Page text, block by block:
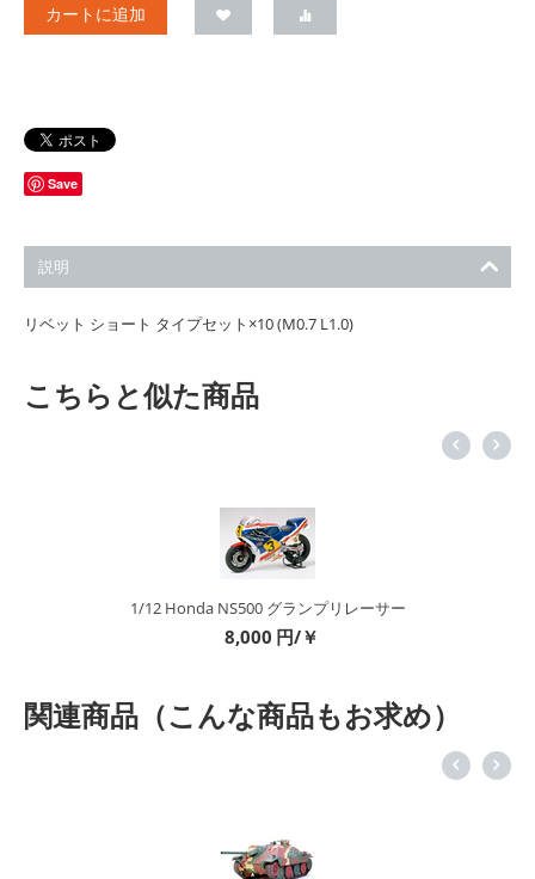
カートに追加
Save
説明
リベット ショート タイプセット×10 (M0.7 L1.0)
こちらと似た商品
1/12 Honda NS500 グランプリレーサー
8,000 円/￥
関連商品（こんな商品もお求め）